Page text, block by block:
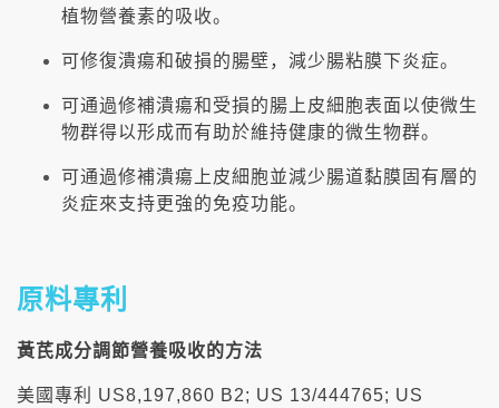
植物營養素的吸收。
可修復潰瘍和破損的腸壁，減少腸粘膜下炎症。
可通過修補潰瘍和受損的腸上皮細胞表面以使微生
物群得以形成而有助於維持健康的微生物群。
可通過修補潰瘍上皮細胞並減少腸道黏膜固有層的
炎症來支持更強的免疫功能。
原料專利
黃芪成分調節營養吸收的方法
美國專利 US8,197,860 B2; US 13/444765; US